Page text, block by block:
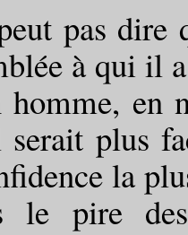
dire
à qui il
en
plus
la
le pire